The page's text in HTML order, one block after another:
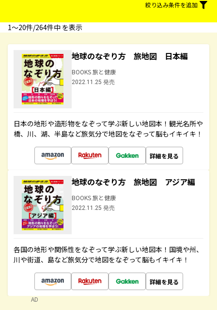
絞り込み条件を追加
1〜20件/264件中 を表示
地球のなぞり方 旅地図 日本編
BOOKS 旅と健康
2022.11.25 発売
日本の地形や造形物をなぞって学ぶ新しい地図本！観光名所や
橋、川、湖、半島など旅気分で地図をなぞって脳もイキイキ！
詳細を見る
地球のなぞり方 旅地図 アジア編
BOOKS 旅と健康
2022.11.25 発売
各国の地形や関係性をなぞって学ぶ新しい地図本！国境や州、
川や街道、島など旅気分で地図をなぞって脳もイキイキ！
詳細を見る
AD